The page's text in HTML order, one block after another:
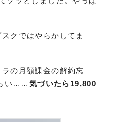
クではやらかしてま
の月額課金の解約忘
い…… 気づいたら19,800